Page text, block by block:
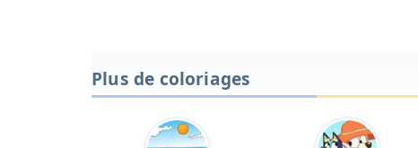
Plus de coloriages